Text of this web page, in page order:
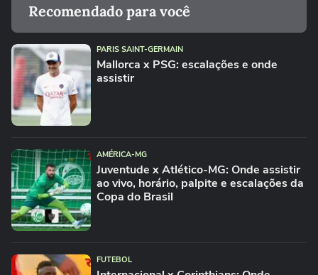
Recomendado para você
PARIS SAINT-GERMAIN
Mallorca x PSG: escalações e onde
assistir
AMÉRICA-MG
Juventude x Atlético-MG: Onde assistir
ao vivo, horário, palpite e escalações da
Copa do Brasil
FUTEBOL